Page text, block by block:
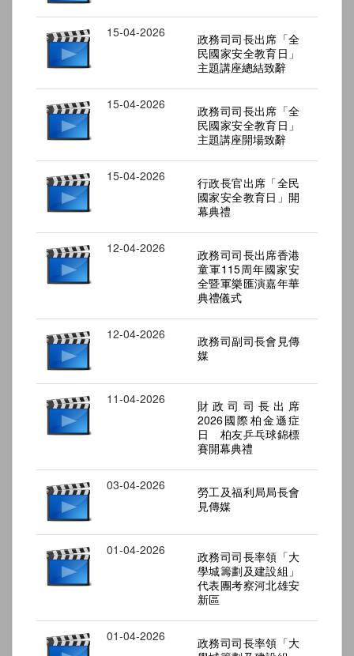
15-04-2026
政務司司長出席「全
民國家安全教育日」
主題講座總結致辭
15-04-2026
政務司司長出席「全
民國家安全教育日」
主題講座開場致辭
15-04-2026
行政長官出席「全民
國家安全教育日」開
幕典禮
12-04-2026
政務司司長出席香港
童軍115周年國家安
全暨軍樂匯演嘉年華
典禮儀式
12-04-2026
政務司副司長會見傳
媒
11-04-2026
財政司司長出席
2026國際柏金遜症
日 柏友乒乓球錦標
賽開幕典禮
03-04-2026
勞工及福利局局長會
見傳媒
01-04-2026
政務司司長率領「大
學城籌劃及建設組」
代表團考察河北雄安
新區
01-04-2026
政務司司長率領「大